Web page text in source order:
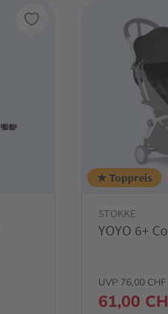
★ Toppreis
STOKKE
YOYO 6+
UVP 76,00 CHF
61,00